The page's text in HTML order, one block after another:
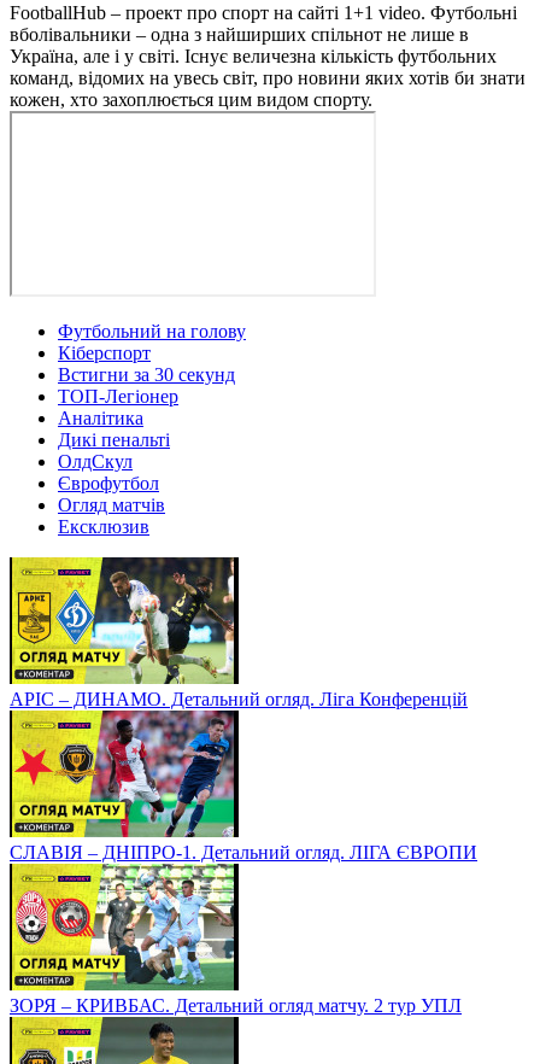
FootballHub – проект про спорт на сайті 1+1 video. Футбольні
вболівальники – одна з найширших спільнот не лише в
Україна, але і у світі. Існує величезна кількість футбольних
команд, відомих на увесь світ, про новини яких хотів би знати
кожен, хто захоплюється цим видом спорту.
Футбольний на голову
Кіберспорт
Встигни за 30 секунд
ТОП-Легіонер
Аналітика
Дикі пенальті
ОлдСкул
Єврофутбол
Огляд матчів
Ексклюзив
АРІС – ДИНАМО. Детальний огляд. Ліга Конференцій
СЛАВІЯ – ДНІПРО-1. Детальний огляд. ЛІГА ЄВРОПИ
ЗОРЯ – КРИВБАС. Детальний огляд матчу. 2 тур УПЛ